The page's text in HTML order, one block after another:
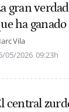
gran
ha
Vila
05/2026 09:23h
central